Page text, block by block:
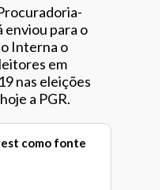
enviou para o
Interna o
em
nas eleições
a PGR.
como fonte